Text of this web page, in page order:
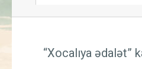
“Xocalıya ədalət”